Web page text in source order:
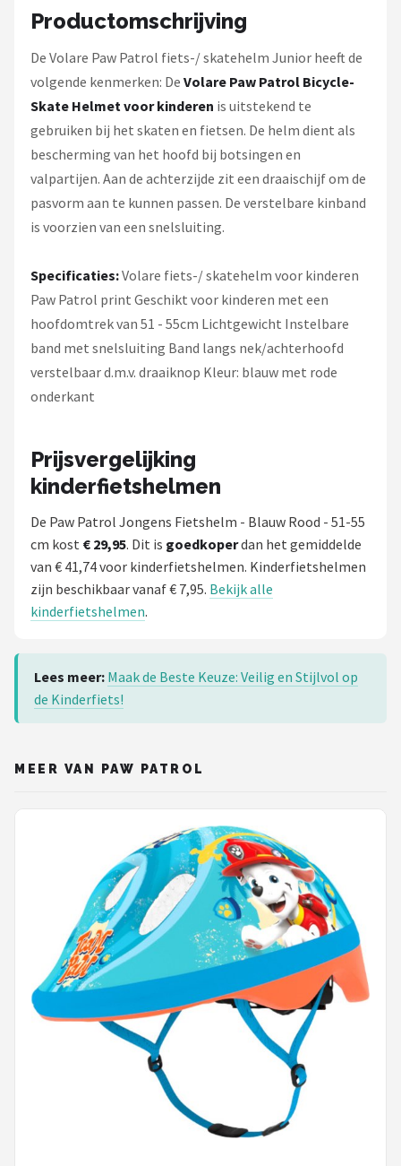
Shimano
Cortina
Alle merken →
Productomschrijving
De Volare Paw Patrol fiets-/ skatehelm Junior heeft de
volgende kenmerken: De Volare Paw Patrol Bicycle-
Skate Helmet voor kinderen is uitstekend te
gebruiken bij het skaten en fietsen. De helm dient als
bescherming van het hoofd bij botsingen en
valpartijen. Aan de achterzijde zit een draaischijf om de
pasvorm aan te kunnen passen. De verstelbare kinband
is voorzien van een snelsluiting.
Specificaties:Volare fiets-/ skatehelm voor kinderen
Paw Patrol print Geschikt voor kinderen met een
hoofdomtrek van 51 - 55cm Lichtgewicht Instelbare
band met snelsluiting Band langs nek/achterhoofd
verstelbaar d.m.v. draaiknop Kleur: blauw met rode
onderkant
Prijsvergelijking
kinderfietshelmen
De Paw Patrol Jongens Fietshelm - Blauw Rood - 51-55
cm kost € 29,95. Dit is goedkoperdan het gemiddelde
van € 41,74 voor kinderfietshelmen. Kinderfietshelmen
zijn beschikbaar vanaf € 7,95. Bekijk alle
kinderfietshelmen.
Lees meer: Maak de Beste Keuze: Veilig en Stijlvol op
de Kinderfiets!
MEER VAN PAW PATROL